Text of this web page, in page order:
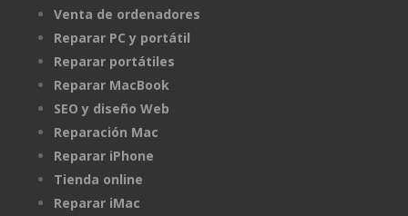
Venta de ordenadores
Reparar PC y portátil
Reparar portátiles
Reparar MacBook
SEO y diseño Web
Reparación Mac
Reparar iPhone
Tienda online
Reparar iMac